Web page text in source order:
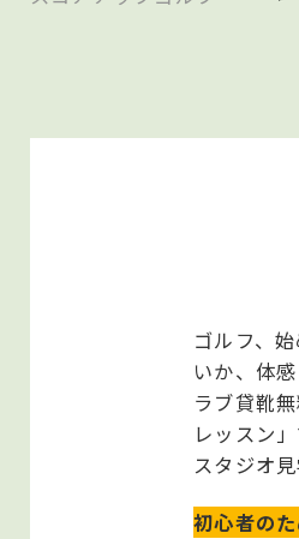
ゴルフ、
いか、体
ラブ貸靴
レッスン
スタジオ
初心者の